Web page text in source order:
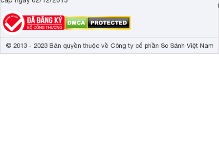
© 2013 - 2023 Bản quyền thuộc về Công ty cổ phần So Sánh Việt Nam